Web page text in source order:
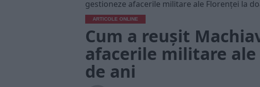
gestioneze afacerile militare ale Florenței la
ARTICOLE ONLINE
Cum a reușit
afacerile militare
de ani